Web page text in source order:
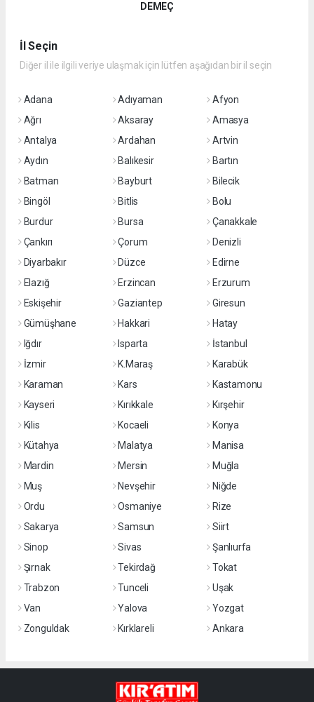
DEMEÇ
İl Seçin
Diğer il ile ilgili veriye ulaşmak için lütfen aşağıdan bir il seçin
Adana Adıyaman
Afyon
Ağrı
Aksaray
Amasya
Antalya
Ardahan
Artvin
Aydın
Balıkesir
Bartın
Batman
Bayburt
Bilecik
Bingöl
Bitlis
Bolu
Burdur
Bursa
Çanakkale
Çankırı
Çorum
Denizli
Diyarbakır
Düzce
Edirne
Elazığ
Erzincan
Erzurum
Eskişehir
Gaziantep
Giresun
Gümüşhane
Hakkari
Hatay
Iğdır
Isparta
İstanbul
İzmir
K.Maraş
Karabük
Karaman
Kars
Kastamonu
Kayseri
Kırıkkale
Kırşehir
Kilis
Kocaeli
Konya
Kütahya
Malatya
Manisa
Mardin
Mersin
Muğla
Muş
Nevşehir
Niğde
Ordu
Osmaniye
Rize
Sakarya
Samsun
Siirt
Sinop
Sivas
Şanlıurfa
Şırnak
Tekirdağ
Tokat
Trabzon
Tunceli
Uşak
Van
Yalova
Yozgat
Zonguldak
Kırklareli Ankara